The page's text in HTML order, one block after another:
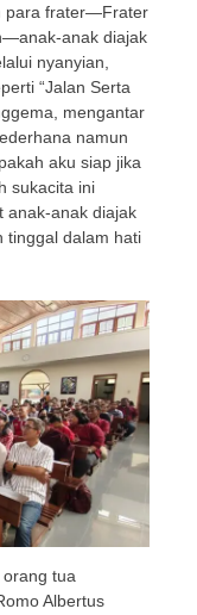
para frater—Frater
anak diajak
nyanyian,
“Jalan Serta
mengantar
namun
aku siap jika
sukacita ini
anak-anak diajak
tinggal dalam hati
tua
Albertus